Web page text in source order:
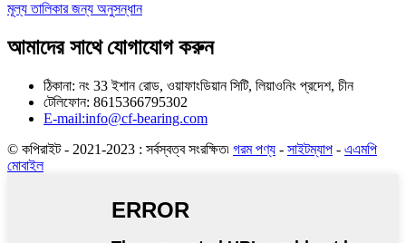
মূল্য তালিকার জন্য অনুসন্ধান
আমাদের সাথে যোগাযোগ করুন
ঠিকানা: নং 33 ইশান রোড, ওয়াফাংডিয়ান সিটি, লিয়াওনিং প্রদেশ, চীন
টেলিফোন: 8615366795302
E-mail:info@cf-bearing.com
© কপিরাইট - 2021-2023 : সর্বস্বত্ব সংরক্ষিত৷ গরম পণ্য - সাইটম্যাপ - এএমপি
মোবাইল